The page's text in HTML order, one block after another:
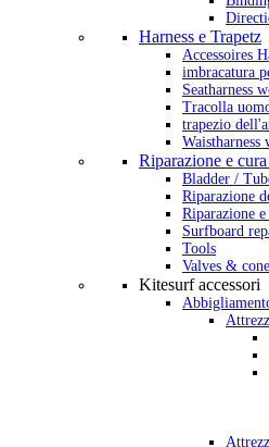
Harness e Trapetz
Accessoires
imbracatura
Seatharness
Tracolla
trapezio
Waistharness
Riparazione e
Bladder /
Riparazione
Riparazione
Surfboard
Tools
Valves &
Kitesurf accessori